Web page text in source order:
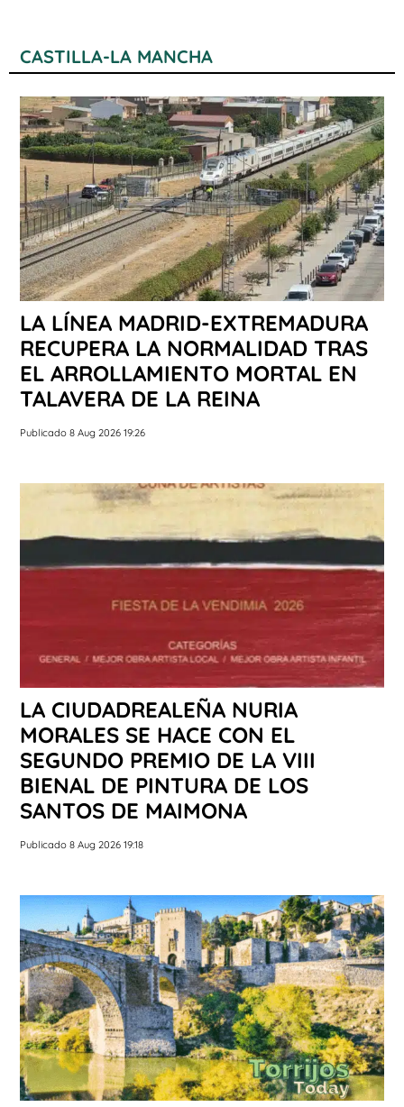
CASTILLA-LA MANCHA
LA LÍNEA MADRID-EXTREMADURA
RECUPERA LA NORMALIDAD TRAS
EL ARROLLAMIENTO MORTAL EN
TALAVERA DE LA REINA
Publicado 8 Aug 2026 19:26
LA CIUDADREALEÑA NURIA
MORALES SE HACE CON EL
SEGUNDO PREMIO DE LA VIII
BIENAL DE PINTURA DE LOS
SANTOS DE MAIMONA
Publicado 8 Aug 2026 19:18